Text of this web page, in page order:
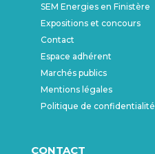
SEM Energies en Finistère
Expositions et concours
Contact
Espace adhérent
Marchés publics
Mentions légales
Politique de confidentialité
CONTACT